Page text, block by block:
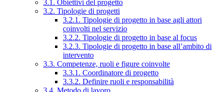
3.1. Obiettivi del progetto
3.2. Tipologie di progetti
3.2.1. Tipologie di progetto in base agli attori
coinvolti nel servizio
3.2.2. Tipologie di progetto in base al focus
3.2.3. Tipologie di progetto in base all’ambito di
intervento
3.3. Competenze, ruoli e figure coinvolte
3.3.1. Coordinatore di progetto
3.3.2. Definire ruoli e responsabilità
3.4. Metodo di lavoro